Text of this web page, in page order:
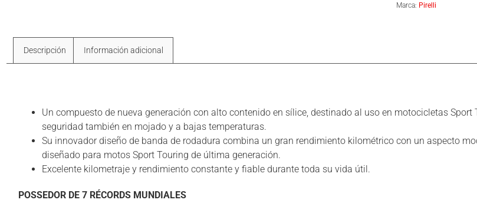
Marca: Pirelli
Descripción Información adicional
Un compuesto de nueva generación con alto contenido en sílice, destinado al uso en motocicletas
seguridad también en mojado y a bajas temperaturas.
Su innovador diseño de banda de rodadura combina un gran rendimiento kilométrico con un aspecto
diseñado para motos Sport Touring de última generación.
Excelente kilometraje y rendimiento constante y fiable durante toda su vida útil.
POSSEDOR DE 7 RÉCORDS MUNDIALES